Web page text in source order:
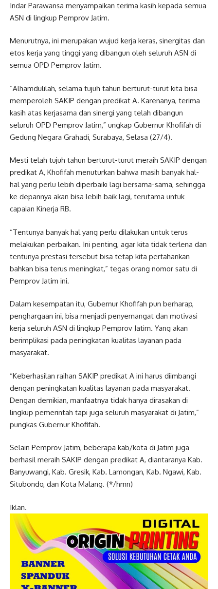
Indar Parawansa menyampaikan terima kasih kepada semua
ASN di lingkup Pemprov Jatim.
Menurutnya, ini merupakan wujud kerja keras, sinergitas dan
etos kerja yang tinggi yang dibangun oleh seluruh ASN di
semua OPD Pemprov Jatim.
“Alhamdulilah, selama tujuh tahun berturut-turut kita bisa
memperoleh SAKIP dengan predikat A. Karenanya, terima
kasih atas kerjasama dan sinergi yang telah dibangun
seluruh OPD Pemprov Jatim,” ungkap Gubernur Khofifah di
Gedung Negara Grahadi, Surabaya, Selasa (27/4).
Mesti telah tujuh tahun berturut-turut meraih SAKIP dengan
predikat A, Khofifah menuturkan bahwa masih banyak hal-
hal yang perlu lebih diperbaiki lagi bersama-sama, sehingga
ke depannya akan bisa lebih baik lagi, terutama untuk
capaian Kinerja RB.
“Tentunya banyak hal yang perlu dilakukan untuk terus
melakukan perbaikan. Ini penting, agar kita tidak terlena dan
tentunya prestasi tersebut bisa tetap kita pertahankan
bahkan bisa terus meningkat,” tegas orang nomor satu di
Pemprov Jatim ini.
Dalam kesempatan itu, Gubernur Khofifah pun berharap,
penghargaan ini, bisa menjadi penyemangat dan motivasi
kerja seluruh ASN di lingkup Pemprov Jatim. Yang akan
berimplikasi pada peningkatan kualitas layanan pada
masyarakat.
“Keberhasilan raihan SAKIP predikat A ini harus diimbangi
dengan peningkatan kualitas layanan pada masyarakat.
Dengan demikian, manfaatnya tidak hanya dirasakan di
lingkup pemerintah tapi juga seluruh masyarakat di Jatim,”
pungkas Gubernur Khofifah.
Selain Pemprov Jatim, beberapa kab/kota di Jatim juga
berhasil meraih SAKIP dengan predikat A, diantaranya Kab.
Banyuwangi, Kab. Gresik, Kab. Lamongan, Kab. Ngawi, Kab.
Situbondo, dan Kota Malang. (*/hmn)
Iklan.